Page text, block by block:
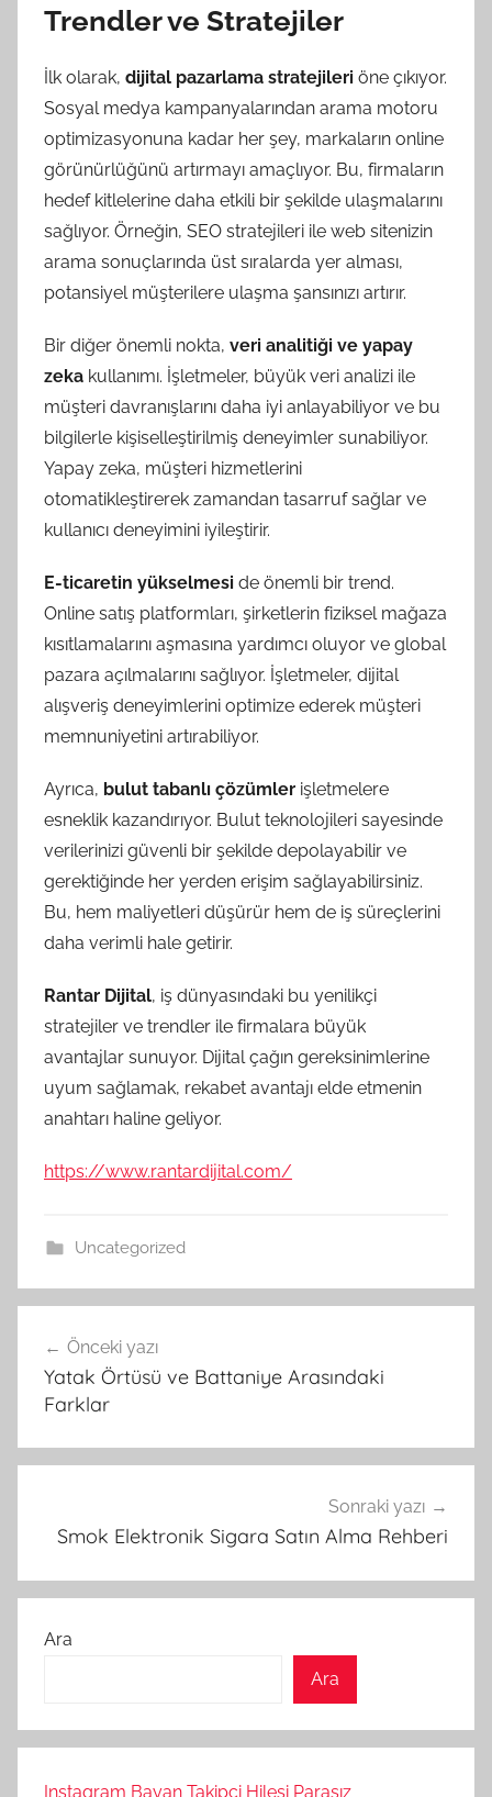
Trendler ve Stratejiler
İlk olarak, dijital pazarlama stratejileri öne çıkıyor.
Sosyal medya kampanyalarından arama motoru
optimizasyonuna kadar her şey, markaların online
görünürlüğünü artırmayı amaçlıyor. Bu, firmaların
hedef kitlelerine daha etkili bir şekilde ulaşmalarını
sağlıyor. Örneğin, SEO stratejileri ile web sitenizin
arama sonuçlarında üst sıralarda yer alması,
potansiyel müşterilere ulaşma şansınızı artırır.
Bir diğer önemli nokta, veri analitiği ve yapay
zeka kullanımı. İşletmeler, büyük veri analizi ile
müşteri davranışlarını daha iyi anlayabiliyor ve bu
bilgilerle kişiselleştirilmiş deneyimler sunabiliyor.
Yapay zeka, müşteri hizmetlerini
otomatikleştirerek zamandan tasarruf sağlar ve
kullanıcı deneyimini iyileştirir.
E-ticaretin yükselmesi de önemli bir trend.
Online satış platformları, şirketlerin fiziksel mağaza
kısıtlamalarını aşmasına yardımcı oluyor ve global
pazara açılmalarını sağlıyor. İşletmeler, dijital
alışveriş deneyimlerini optimize ederek müşteri
memnuniyetini artırabiliyor.
Ayrıca, bulut tabanlı çözümler işletmelere
esneklik kazandırıyor. Bulut teknolojileri sayesinde
verilerinizi güvenli bir şekilde depolayabilir ve
gerektiğinde her yerden erişim sağlayabilirsiniz.
Bu, hem maliyetleri düşürür hem de iş süreçlerini
daha verimli hale getirir.
Rantar Dijital, iş dünyasındaki bu yenilikçi
stratejiler ve trendler ile firmalara büyük
avantajlar sunuyor. Dijital çağın gereksinimlerine
uyum sağlamak, rekabet avantajı elde etmenin
anahtarı haline geliyor.
https://www.rantardijital.com/
Uncategorized
gezinmesi
Önceki yazı
Yatak Örtüsü ve Battaniye Arasındaki
Farklar
Sonraki yazı
Smok Elektronik Sigara Satın Alma Rehberi
Ara
Ara
Instagram Bayan Takipçi Hilesi Parasız